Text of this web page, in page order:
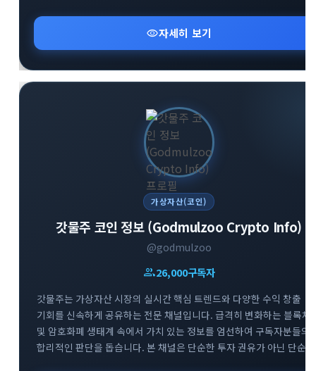
투자 전략을 세우고 싶다면 MBM 채널과 함께하세요.
visibility자세히 보기
가상자산(코인)
갓물주 코인 정보 (Godmulzoo Crypto Info)
@godmulzoo
group26,000구독자
갓물주는 가상자산 시장의 실시간 핵심 트렌드와 다양한 수익 창출
기회를 신속하게 공유하는 전문 채널입니다. 급격히 변화하는 블록체
및 암호화폐 생태계 속에서 가치 있는 정보를 엄선하여 구독자분들의
합리적인 판단을 돕습니다. 본 채널은 단순한 투자 권유가 아닌 단순